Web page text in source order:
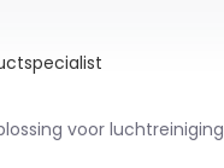
voor luchtreiniging